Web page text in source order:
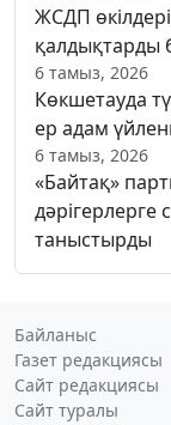
ЖСДП
қалдықтарды
6 тамыз, 2026
Көкшетауда
ер адам
6 тамыз, 2026
«Байтақ»
таныстырды
Байланыс
Газет редакциясы
Сайт редакциясы
Сайт туралы